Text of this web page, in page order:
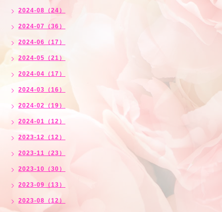
2024-08（24）
2024-07（36）
2024-06（17）
2024-05（21）
2024-04（17）
2024-03（16）
2024-02（19）
2024-01（12）
2023-12（12）
2023-11（23）
2023-10（30）
2023-09（13）
2023-08（12）